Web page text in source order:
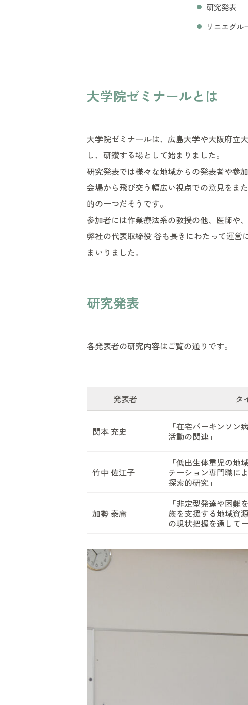
研究発表
リニエグル
大学院ゼミナールとは
大学院ゼミナールは、広島大学や大阪府立
し、研鑽する場として始まりました。
研究発表では様々な地域からの発表者や参
会場から飛び交う幅広い視点での意見をま
的の一つだそうです。
参加者には作業療法系の教授の他、医師や
弊社の代表取締役 谷も長きにわたって運
まいりました。
研究発表
各発表者の研究内容はご覧の通りです。
発表者 タ
関本 充史
「在宅パーキンソン
活動の関連」
竹中 佐江子
「低出生体重児の地
テーション専門職に
探索的研究」
加勢 泰庸
「非定型発達や困難
族を支援する地域資
の現状把握を通してー